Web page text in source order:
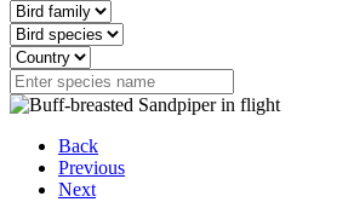
Back
Previous
Next